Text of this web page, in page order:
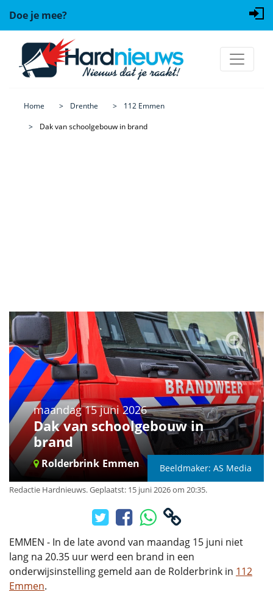
Doe je mee?
Home Drenthe
112 Emmen
Dak van schoolgebouw in brand
maandag 15 juni 2026
Dak van schoolgebouw in
brand
Rolderbrink Emmen Beeldmaker: AS Media
Redactie Hardnieuws.Geplaatst: 15 juni 2026 om 20:35.
EMMEN - In de late avond van maandag 15 juni niet
lang na 20.35 uur werd een brand in een
onderwijsinstelling gemeld aan de Rolderbrink in 112
Emmen.